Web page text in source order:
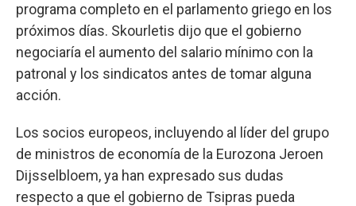
programa completo en el parlamento griego en los
próximos días. Skourletis dijo que el gobierno
negociaría el aumento del salario mínimo con la
patronal y los sindicatos antes de tomar alguna
acción.
Los socios europeos, incluyendo al líder del grupo
de ministros de economía de la Eurozona Jeroen
Dijsselbloem, ya han expresado sus dudas
respecto a que el gobierno de Tsipras pueda